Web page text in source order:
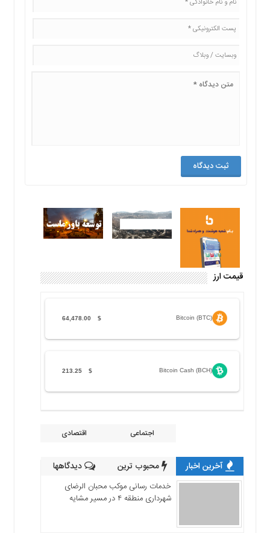
قیمت ارز
Bitcoin (BTC)
$
64,478.00
Bitcoin Cash (BCH)
$
213.25
اجتماعی اقتصادی
آخرین اخبار محبوب ترین دیدگاهها
خدمات رسانی موکب محبان الرضای
شهرداری منطقه ۴ در مسیر مشایه